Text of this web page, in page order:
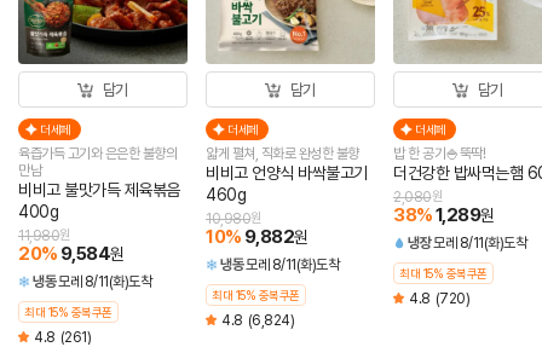
담기
더세페
육즙가득 고기와 은은한 불향의
만남
비비고 불맛가득 제육볶음
400g
20% 9,584원
11,980원
냉동 모레 8/11(화)도착
최대 15% 중복쿠폰
4.8 (261)
담기
더세페
얇게 펼쳐, 직화로 완성한 불향
비비고 언양식 바싹불고기
460g
10% 9,882원
10,980원
냉동 모레 8/11(화)도착
최대 15% 중복쿠폰
4.8 (6,824)
담기
더세페
밥 한 공기🍚뚝딱!
더건강한 밥싸먹는햄
38%1,289원
2,080원
냉장 모레 8/11(화)도착
최대 15% 중복쿠폰
4.8 (720)